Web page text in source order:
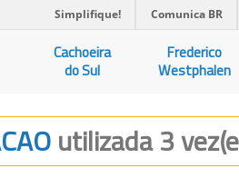
Simplifique! Comunica BR
Cachoeira
do Sul
Frederico
Westphalen
utilizada 3